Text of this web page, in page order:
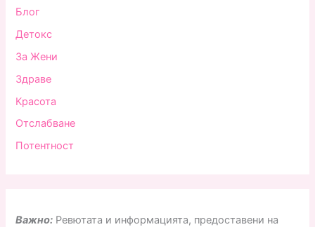
Блог
Детокс
За Жени
Здраве
Красота
Отслабване
Потентност
Важно: Ревютата и информацията, предоставени на